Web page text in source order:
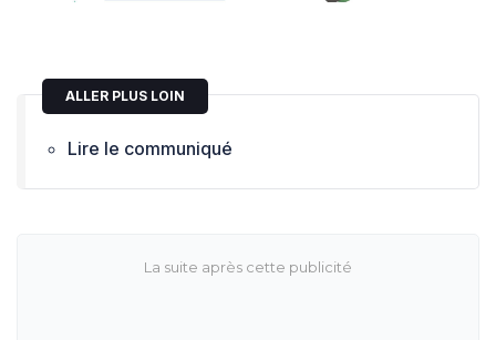
ALLER PLUS LOIN
Lire le communiqué